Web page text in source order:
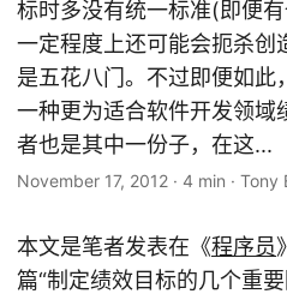
标时多没有统一标准(即便
一定程度上还可能会扼杀创
是五花八门。不过即便如此
一种更为适合软件开发领域
者也是其中一份子，在这...
November 17, 2012 · 4 min · Tony
本文是笔者发表在《程序员
篇“制定绩效目标的几个重要